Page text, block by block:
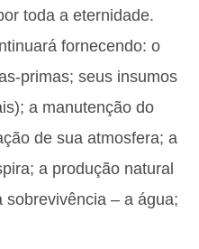
toda a eternidade.
fornecendo: o
primas; seus insumos
a manutenção do
de sua atmosfera; a
a produção natural
– a água;